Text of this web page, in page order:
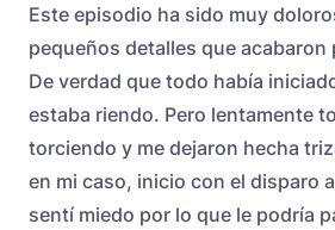
Este episodio ha sido muy
pequeños detalles que acabaron
De verdad que todo había
estaba riendo. Pero lentamente
torciendo y me dejaron hecha
en mi caso, inicio con el disparo
sentí miedo por lo que le podría